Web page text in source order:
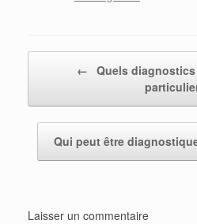
← Quels
Qui peut être
Laisser un commentaire